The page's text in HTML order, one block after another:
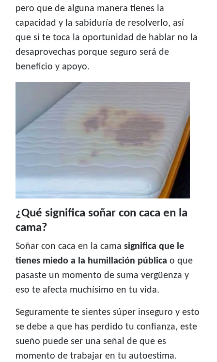
pero que de alguna manera tienes la
capacidad y la sabiduría de resolverlo, así
que si te toca la oportunidad de hablar no la
desaprovechas porque seguro será de
beneficio y apoyo.
¿Qué significa soñar con caca en la
cama?
Soñar con caca en la cama significa que le
tienes miedo a la humillación pública o que
pasaste un momento de suma vergüenza y
eso te afecta muchísimo en tu vida.
Seguramente te sientes súper inseguro y esto
se debe a que has perdido tu confianza, este
sueño puede ser una señal de que es
momento de trabajar en tu autoestima.